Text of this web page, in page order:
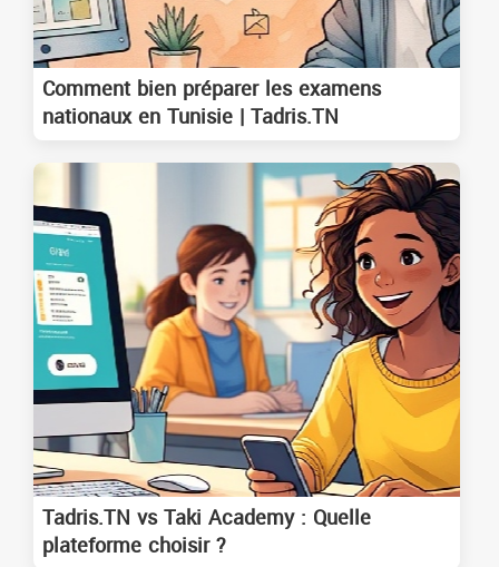
Comment bien préparer les examens
nationaux en Tunisie | Tadris.TN
Tadris.TN vs Taki Academy : Quelle
plateforme choisir ?